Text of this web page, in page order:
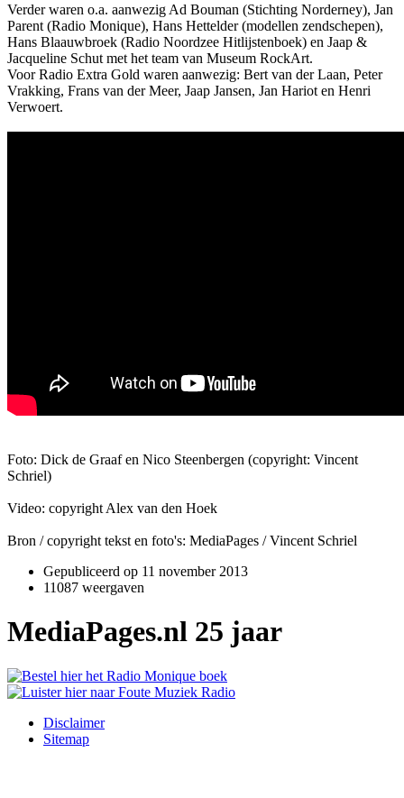
Verder waren o.a. aanwezig Ad Bouman (Stichting Norderney), Jan
Parent (Radio Monique), Hans Hettelder (modellen zendschepen),
Hans Blaauwbroek (Radio Noordzee Hitlijstenboek) en Jaap &
Jacqueline Schut met het team van Museum RockArt.
Voor Radio Extra Gold waren aanwezig: Bert van der Laan, Peter
Vrakking, Frans van der Meer, Jaap Jansen, Jan Hariot en Henri
Verwoert.
Foto: Dick de Graaf en Nico Steenbergen (copyright: Vincent
Schriel)
Video: copyright Alex van den Hoek
Bron / copyright tekst en foto's: MediaPages / Vincent Schriel
Gepubliceerd op 11 november 2013
11087 weergaven
MediaPages.nl 25 jaar
Disclaimer
Sitemap